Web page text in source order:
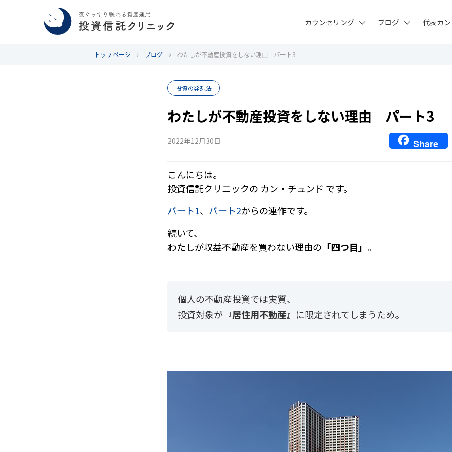
カウンセリング ブログ 代表カ
トップページ ブログ わたしが不動産投資をしない理由 パート3
投資の発想法
わたしが不動産投資をしない理由 パート3
2022年12月30日 Share
こんにちは。
投資信託クリニックの カン・チュンド です。
パート1、 パート2からの連作です。
続いて、
わたしが収益不動産を買わない理由の 「四つ目」 。
個人の不動産投資では実質、
投資対象が 『居住用不動産』 に限定されてしまうため。